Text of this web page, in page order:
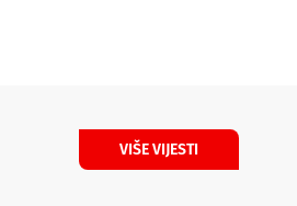
VIŠE VIJESTI